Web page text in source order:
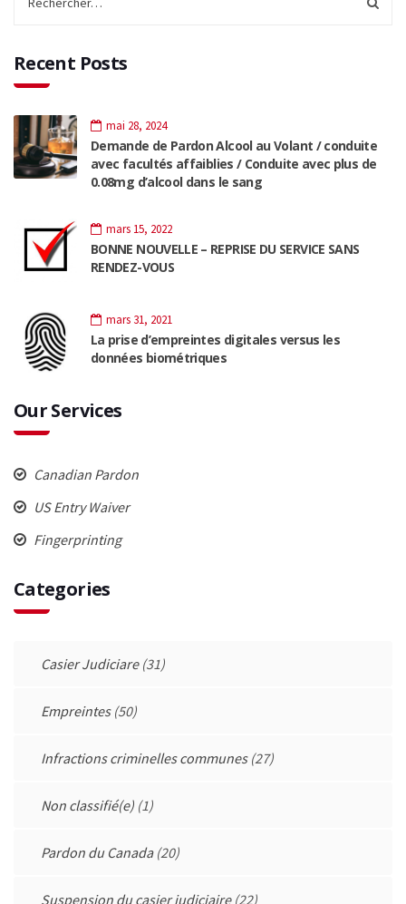
Recent Posts
mai 28, 2024
Demande de Pardon Alcool au Volant / conduite
avec facultés affaiblies / Conduite avec plus de
0.08mg d’alcool dans le sang
mars 15, 2022
BONNE NOUVELLE – REPRISE DU SERVICE SANS
RENDEZ-VOUS
mars 31, 2021
La prise d’empreintes digitales versus les
données biométriques
Our Services
Canadian Pardon
US Entry Waiver
Fingerprinting
Categories
Casier Judiciare(31)
Empreintes(50)
Infractions criminelles communes(27)
Non classifié(e) (1)
Pardon du Canada(20)
Suspension du casier judiciaire(22)